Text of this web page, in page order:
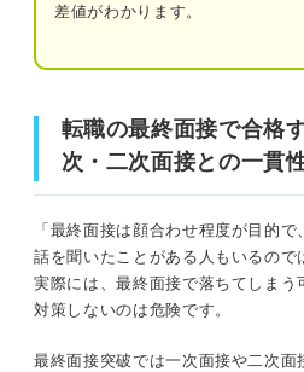
入社後のビジョン
最終面接だから
準備以外の対策も必須！
差値がわかります。
転職の最終面接で合格
次・二次面接との一貫
「最終面接は顔合わせ程度が目的
話を聞いたことがある人もいるので
実際には、最終面接で落ちてしまう
対策しないのは危険です。
最終面接突破では一次面接や二次面
転職の最終面接で合格する人
就活のプロが解説！ 転職の最
当？ 通過率は？